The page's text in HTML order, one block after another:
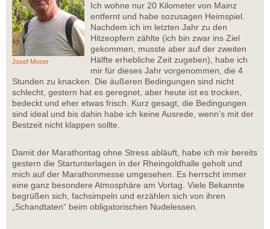
Josef Moser
Ich wohne nur 20 Kilometer von Mainz
entfernt und habe sozusagen Heimspiel.
Nachdem ich im letzten Jahr zu den
Hitzeopfern zählte (ich bin zwar ins Ziel
gekommen, musste aber auf der zweiten
Hälfte erhebliche Zeit zugeben), habe ich
mir für dieses Jahr vorgenommen, die 4
Stunden zu knacken. Die äußeren Bedingungen sind nicht
schlecht, gestern hat es geregnet, aber heute ist es trocken,
bedeckt und eher etwas frisch. Kurz gesagt, die Bedingungen
sind ideal und bis dahin habe ich keine Ausrede, wenn’s mit der
Bestzeit nicht klappen sollte.
Damit der Marathontag ohne Stress abläuft, habe ich mir bereits
gestern die Startunterlagen in der Rheingoldhalle geholt und
mich auf der Marathonmesse umgesehen. Es herrscht immer
eine ganz besondere Atmosphäre am Vortag. Viele Bekannte
begrüßen sich, fachsimpeln und erzählen sich von ihren
„Schandtaten“ beim obligatorischen Nudelessen.